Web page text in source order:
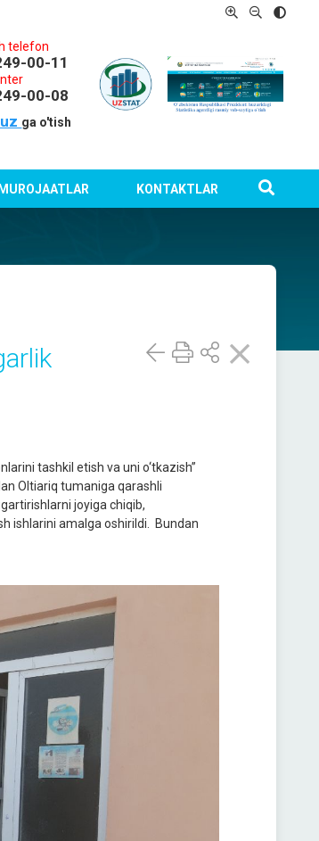
telefon
00-11
00-08
ga o'tish
KONTAKTLAR
tashkil etish va uni o‘tkazish”
Oltiariq tumaniga qarashli
joyiga chiqib,
ishlarini amalga oshirildi. Bundan
haqida kelishib olindi.